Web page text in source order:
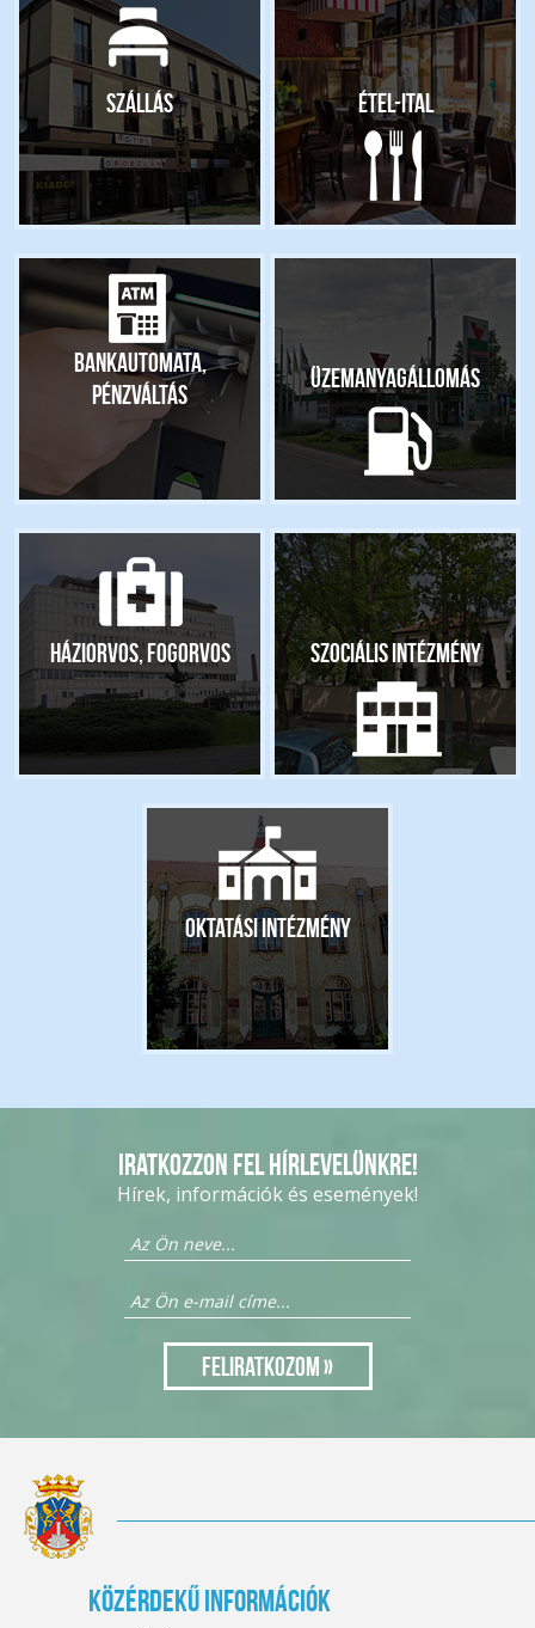
Szállás Étel-ital
Bankautomata,
pénzváltás
Üzemanyagállomás
Háziorvos, fogorvos Szociális intézmény
Oktatási intézmény
Iratkozzon fel hírlevelünkre!
Hírek, információk és események!
Közérdekű információk